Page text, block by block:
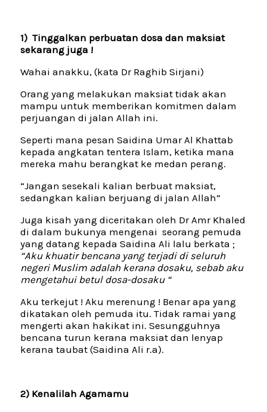
1) Tinggalkan perbuatan dosa dan maksiat
sekarang juga !
Wahai anakku, (kata Dr Raghib Sirjani)
Orang yang melakukan maksiat tidak akan
mampu untuk memberikan komitmen dalam
perjuangan di jalan Allah ini.
Seperti mana pesan Saidina Umar Al Khattab
kepada angkatan tentera Islam, ketika mana
mereka mahu berangkat ke medan perang.
“Jangan sesekali kalian berbuat maksiat,
sedangkan kalian berjuang di jalan Allah”
Juga kisah yang diceritakan oleh Dr Amr Khaled
di dalam bukunya mengenai seorang pemuda
yang datang kepada Saidina Ali lalu berkata ;
“Aku khuatir bencana yang terjadi di seluruh
negeri Muslim adalah kerana dosaku, sebab aku
mengetahui betul dosa-dosaku “
Aku terkejut ! Aku merenung ! Benar apa yang
dikatakan oleh pemuda itu. Tidak ramai yang
mengerti akan hakikat ini. Sesungguhnya
bencana turun kerana maksiat dan lenyap
kerana taubat (Saidina Ali r.a).
2) Kenalilah Agamamu